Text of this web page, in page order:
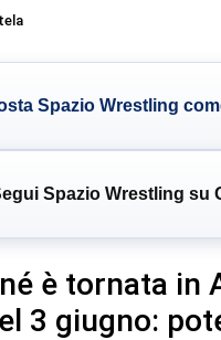
Spazio Wrestling
Spazio Wrestling su
è tornata in
3 giugno: